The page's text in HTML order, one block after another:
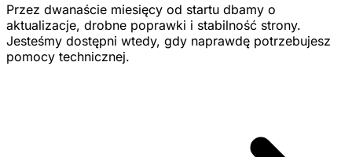
Przez dwanaście miesięcy od startu dbamy o
aktualizacje, drobne poprawki i stabilność strony.
Jesteśmy dostępni wtedy, gdy naprawdę potrzebujesz
pomocy technicznej.